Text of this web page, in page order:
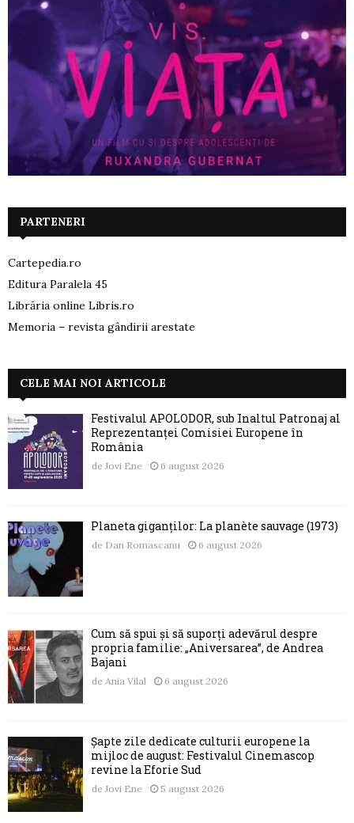
PARTENERI
Cartepedia.ro
Editura Paralela 45
Librăria online Libris.ro
Memoria – revista gândirii arestate
CELE MAI NOI ARTICOLE
Festivalul APOLODOR, sub Înaltul Patronaj al
Reprezentanței Comisiei Europene în
România
de Jovi Ene 6 august 2026
Planeta giganților: La planète sauvage (1973)
de Dan Romascanu 6 august 2026
Cum să spui și să suporți adevărul despre
propria familie: „Aniversarea”, de Andrea
Bajani
de Ania Vilal 6 august 2026
Șapte zile dedicate culturii europene la
mijloc de august: Festivalul Cinemascop
revine la Eforie Sud
de Jovi Ene 5 august 2026